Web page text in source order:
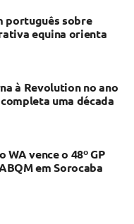
português sobre
equina orienta
à Revolution no ano
uma década
WA vence o 48º GP
em Sorocaba